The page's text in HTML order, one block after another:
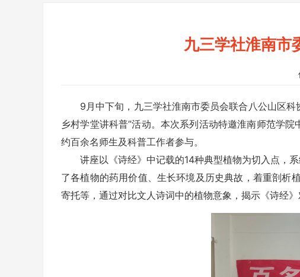
九三学社淮南市
9月中下旬，九三学社淮南市委员会联合八公山区
乡村学堂讲科普”活动。本次系列活动特邀淮南师范学
约百余名师生及科普工作者参与。
讲座以《诗经》中记载的14种典型植物为切入点，
了各植物的药用价值、生长环境及历史典故，着重剖析
寄托等，通过对比文人诗词中的植物意象，揭示《诗经》